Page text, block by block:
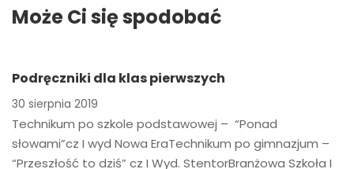
Rozmaitości - P.
Może Ci się spodobać
Podręczniki dla klas pierwszych
30 sierpnia 2019
Technikum po szkole podstawowej – “Ponad
słowami”cz I wyd Nowa EraTechnikum po gimnazjum –
“Przeszłość to dziś” cz I Wyd. StentorBranżowa Szkoła I